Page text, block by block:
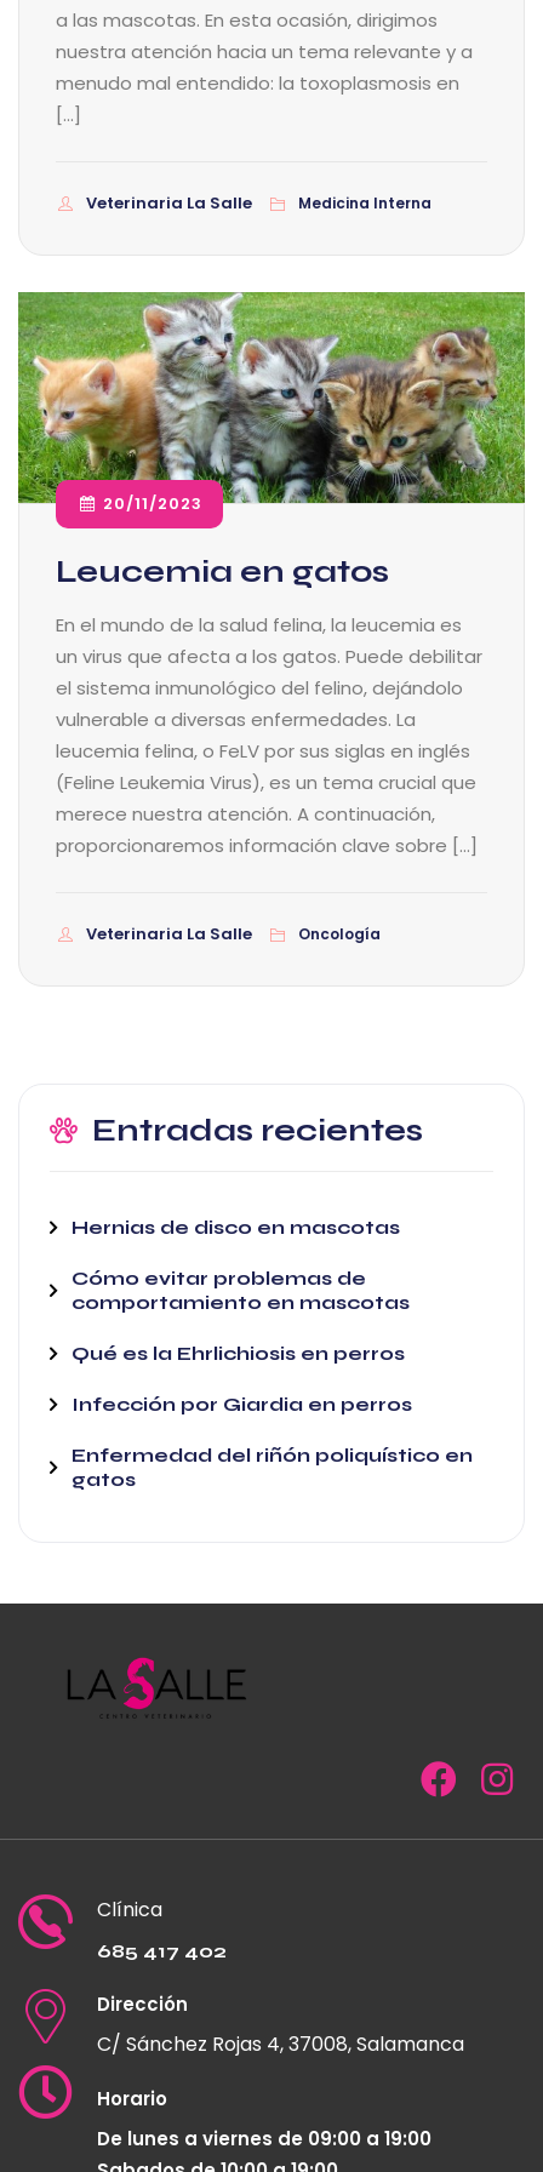
a las mascotas. En esta ocasión, dirigimos
nuestra atención hacia un tema relevante y a
menudo mal entendido: la toxoplasmosis en
[…]
Veterinaria La Salle Medicina Interna
20/11/2023
Leucemia en gatos
En el mundo de la salud felina, la leucemia es
un virus que afecta a los gatos. Puede debilitar
el sistema inmunológico del felino, dejándolo
vulnerable a diversas enfermedades. La
leucemia felina, o FeLV por sus siglas en inglés
(Feline Leukemia Virus), es un tema crucial que
merece nuestra atención. A continuación,
proporcionaremos información clave sobre […]
Veterinaria La Salle Oncología
Entradas recientes
Hernias de disco en mascotas
Cómo evitar problemas de
comportamiento en mascotas
Qué es la Ehrlichiosis en perros
Infección por Giardia en perros
Enfermedad del riñón poliquístico en
gatos
Clínica
685 417 402
Dirección
C/ Sánchez Rojas 4, 37008, Salamanca
Horario
De lunes a viernes de 09:00 a 19:00